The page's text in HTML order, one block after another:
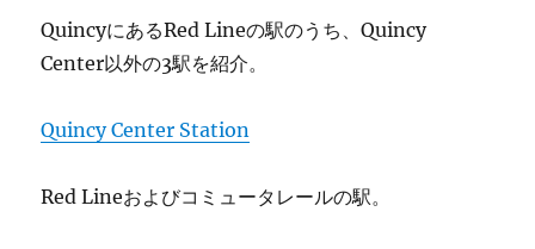
QuincyにあるRed Lineの駅のうち、Quincy
Center以外の3駅を紹介。
Quincy Center Station
Red Lineおよびコミュータレールの駅。